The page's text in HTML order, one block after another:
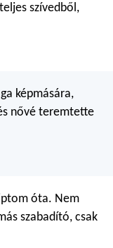
szívedből,
képmására,
nővé teremtette
óta. Nem
szabadító, csak